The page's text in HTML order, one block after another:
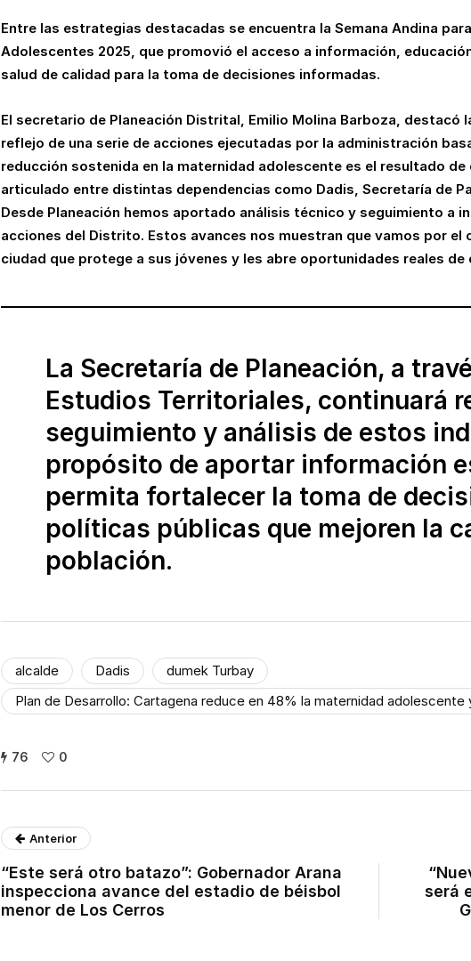
Entre las estrategias destacadas se encuentra la Semana Andina
Adolescentes 2025, que promovió el acceso a información,
salud de calidad para la toma de decisiones informadas.
El secretario de Planeación Distrital, Emilio Molina Barboza,
reflejo de una serie de acciones ejecutadas por la administración
reducción sostenida en la maternidad adolescente es el resultado
articulado entre distintas dependencias como Dadis, Secretaría de
Desde Planeación hemos aportado análisis técnico y seguimiento a
acciones del Distrito. Estos avances nos muestran que vamos por
ciudad que protege a sus jóvenes y les abre oportunidades reales de
La Secretaría de Planeación, a
Estudios Territoriales, continuará
seguimiento y análisis de estos
propósito de aportar información
permita fortalecer la toma de
políticas públicas que mejoren la
población.
alcalde Dadis
dumek Turbay
Plan de Desarrollo: Cartagena reduce en 48% la maternidad
76 0
Anterior
“Este será otro batazo”: Gobernador Arana
inspecciona avance del estadio de béisbol
menor de Los Cerros
será